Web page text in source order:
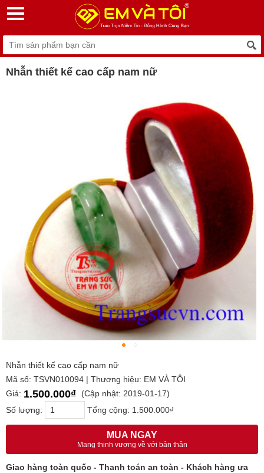
Nhẫn thiết kế cao cấp nam nữ
Nhẫn thiết kế cao cấp nam nữ
Mã số: TSVN010094 | Thương hiệu: EM VÀ TÔI
Giá: 1.500.000₫
(Cập nhật: 2019-01-17)
Số lượng:
Tổng cộng: 1.500.000₫
MUA NGAY
Mang thịnh vượng về với bản thân
Giao hàng toàn quốc - Thanh toán an toàn - Khách hàng ưa